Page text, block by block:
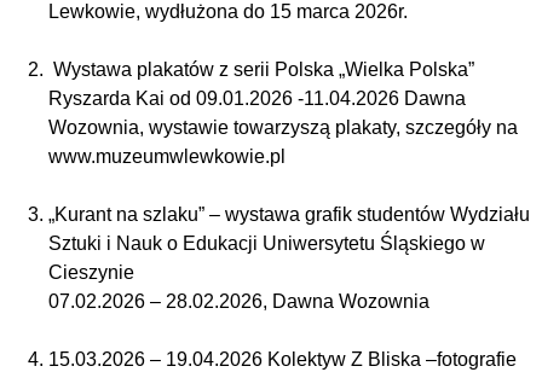
Lewkowie, wydłużona do 15 marca 2026r.
Wystawa plakatów z serii Polska „Wielka Polska”
Ryszarda Kai od 09.01.2026 -11.04.2026 Dawna
Wozownia, wystawie towarzyszą plakaty, szczegóły na
www.muzeumwlewkowie.pl
„Kurant na szlaku” – wystawa grafik studentów Wydziału
Sztuki i Nauk o Edukacji Uniwersytetu Śląskiego w
Cieszynie
07.02.2026 – 28.02.2026, Dawna Wozownia
15.03.2026 – 19.04.2026 Kolektyw Z Bliska –fotografie